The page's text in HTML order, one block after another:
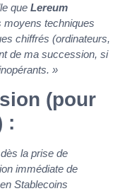
que Lereum
moyens techniques
chiffrés (ordinateurs,
de ma succession, si
»
(pour
:
la prise de
immédiate de
Stablecoins